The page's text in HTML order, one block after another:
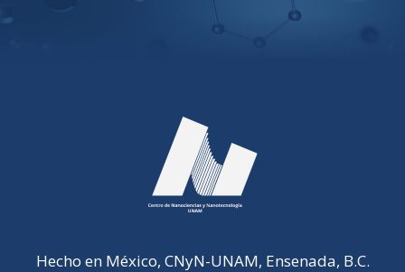
Hecho en México, CNyN-UNAM, Ensenada, B.C.